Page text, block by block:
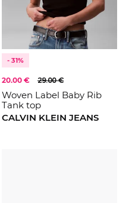
- 31%
20.00 € 29.00 €
Woven Label Baby Rib
Tank top
CALVIN KLEIN JEANS